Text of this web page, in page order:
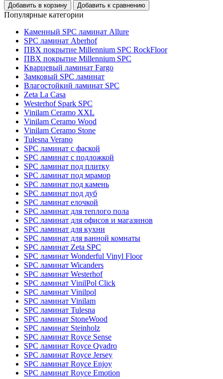
Добавить в корзину Добавить к сравнению
Популярные категории
Каменный SPC ламинат Allure
SPC ламинат Aberhof
ПВХ покрытие Millennium SPC RockFloor
ПВХ покрытие Millennium SPC
Кварцевый ламинат Fargo
Замковый SPC ламинат
Влагостойкий ламинат SPC
Zeta La Casa
Westerhof Spark SPC
Vinilam Ceramo XXL
Vinilam Ceramo Wood
Vinilam Ceramo Stone
Tulesna Verano
SPC ламинат с фаской
SPC ламинат с подложкой
SPC ламинат под плитку
SPC ламинат под мрамор
SPC ламинат под камень
SPC ламинат под дуб
SPC ламинат елочкой
SPC ламинат для теплого пола
SPC ламинат для офисов и магазинов
SPC ламинат для кухни
SPC ламинат для ванной комнаты
SPC ламинат Zeta SPC
SPC ламинат Wonderful Vinyl Floor
SPC ламинат Wicanders
SPC ламинат Westerhof
SPC ламинат VinilPol Click
SPC ламинат Vinilpol
SPC ламинат Vinilam
SPC ламинат Tulesna
SPC ламинат StoneWood
SPC ламинат Steinholz
SPC ламинат Royce Sense
SPC ламинат Royce Qvadro
SPC ламинат Royce Jersey
SPC ламинат Royce Enjoy
SPC ламинат Royce Emotion